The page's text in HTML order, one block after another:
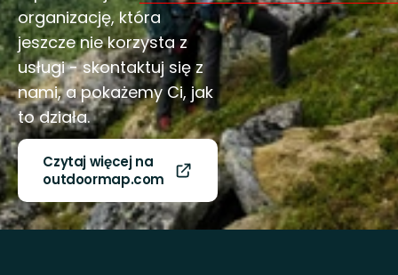
organizację, która
jeszcze nie korzysta z
usługi - skontaktuj się z
nami, a pokażemy Ci, jak
to działa.
Czytaj więcej na
outdoormap.com